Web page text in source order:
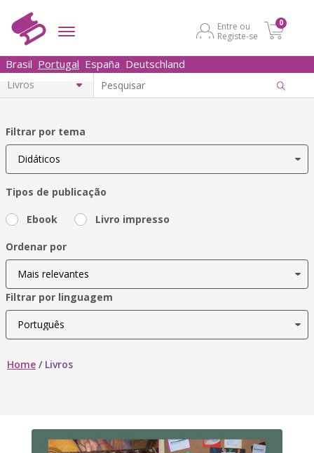
Entre ou
Registe-se
0
Brasil Portugal España Deutschland
Filtrar por tema
Tipos de publicação
Ebook Livro impresso
Ordenar por
Filtrar por linguagem
Home / Livros